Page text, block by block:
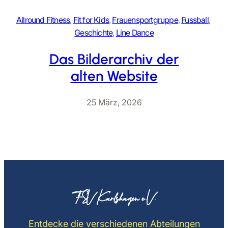
Allround Fitness, Fit for Kids, Frauensportgruppe, Fussball
Geschichte, Line Dance
Das Bilderarchiv der
alten Website
25 März, 2026
FSV Karlshagen e.V.
Entdecke die verschiedenen Abteilungen